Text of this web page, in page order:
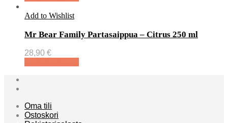
Add to Wishlist
Mr Bear Family Partasaippua – Citrus 250 ml
28,90 €
Oma tili
Ostoskori